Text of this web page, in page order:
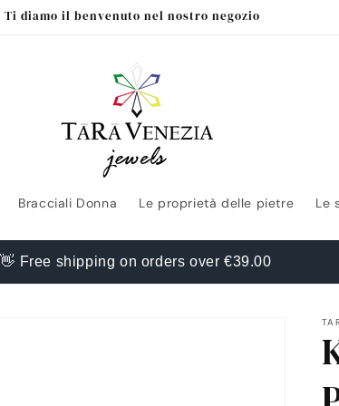
Ti diamo il benvenuto nel nostro negozio
Bracciali Donna Le proprietà delle pietre Le
👋 Free shipping on orders over €39.00